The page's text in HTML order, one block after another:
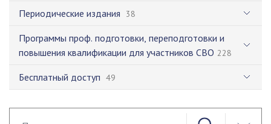
Периодические издания 38
Программы проф. подготовки, переподготовки и
повышения квалификации для участников СВО 228
Бесплатный доступ 49